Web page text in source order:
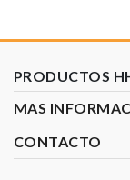
PRODUCTOS
MAS
CONTACTO